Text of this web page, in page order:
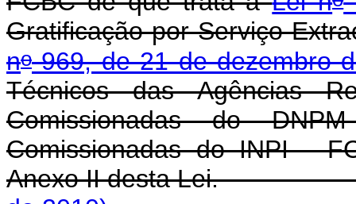
Gratificação por Serviço
no969, de 21 de dezembro
Técnicos das Agências
Comissionadas do
Comissionadas do INPI -
Anexo II desta